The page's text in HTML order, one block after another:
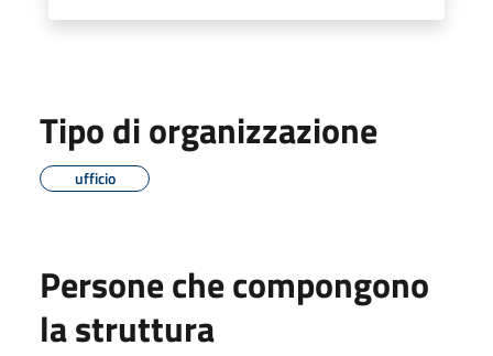
Tipo di organizzazione
ufficio
Persone che compongono
la struttura